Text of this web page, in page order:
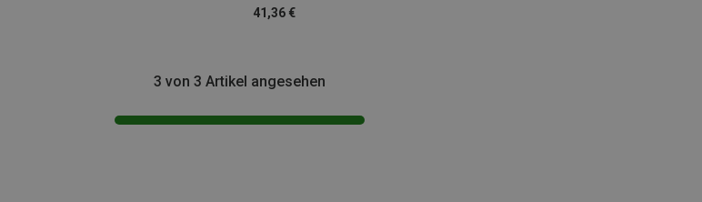
41,36 €
3 von 3 Artikel angesehen